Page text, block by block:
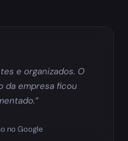
e organizados. O
da empresa ficou
no Google